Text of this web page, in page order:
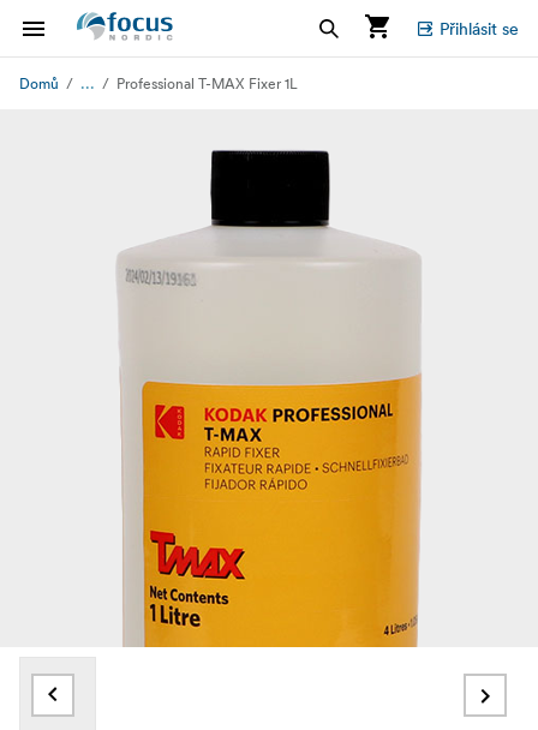
Přihlásit se
Domů ... Professional T-MAX Fixer 1L